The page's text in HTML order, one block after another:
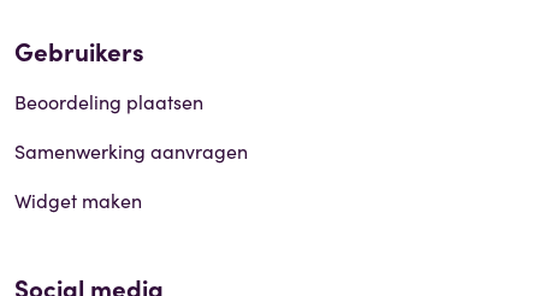
Gebruikers
Beoordeling plaatsen
Samenwerking aanvragen
Widget maken
Social media